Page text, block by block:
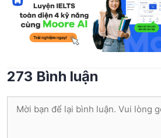
273 Bình luận
Bình